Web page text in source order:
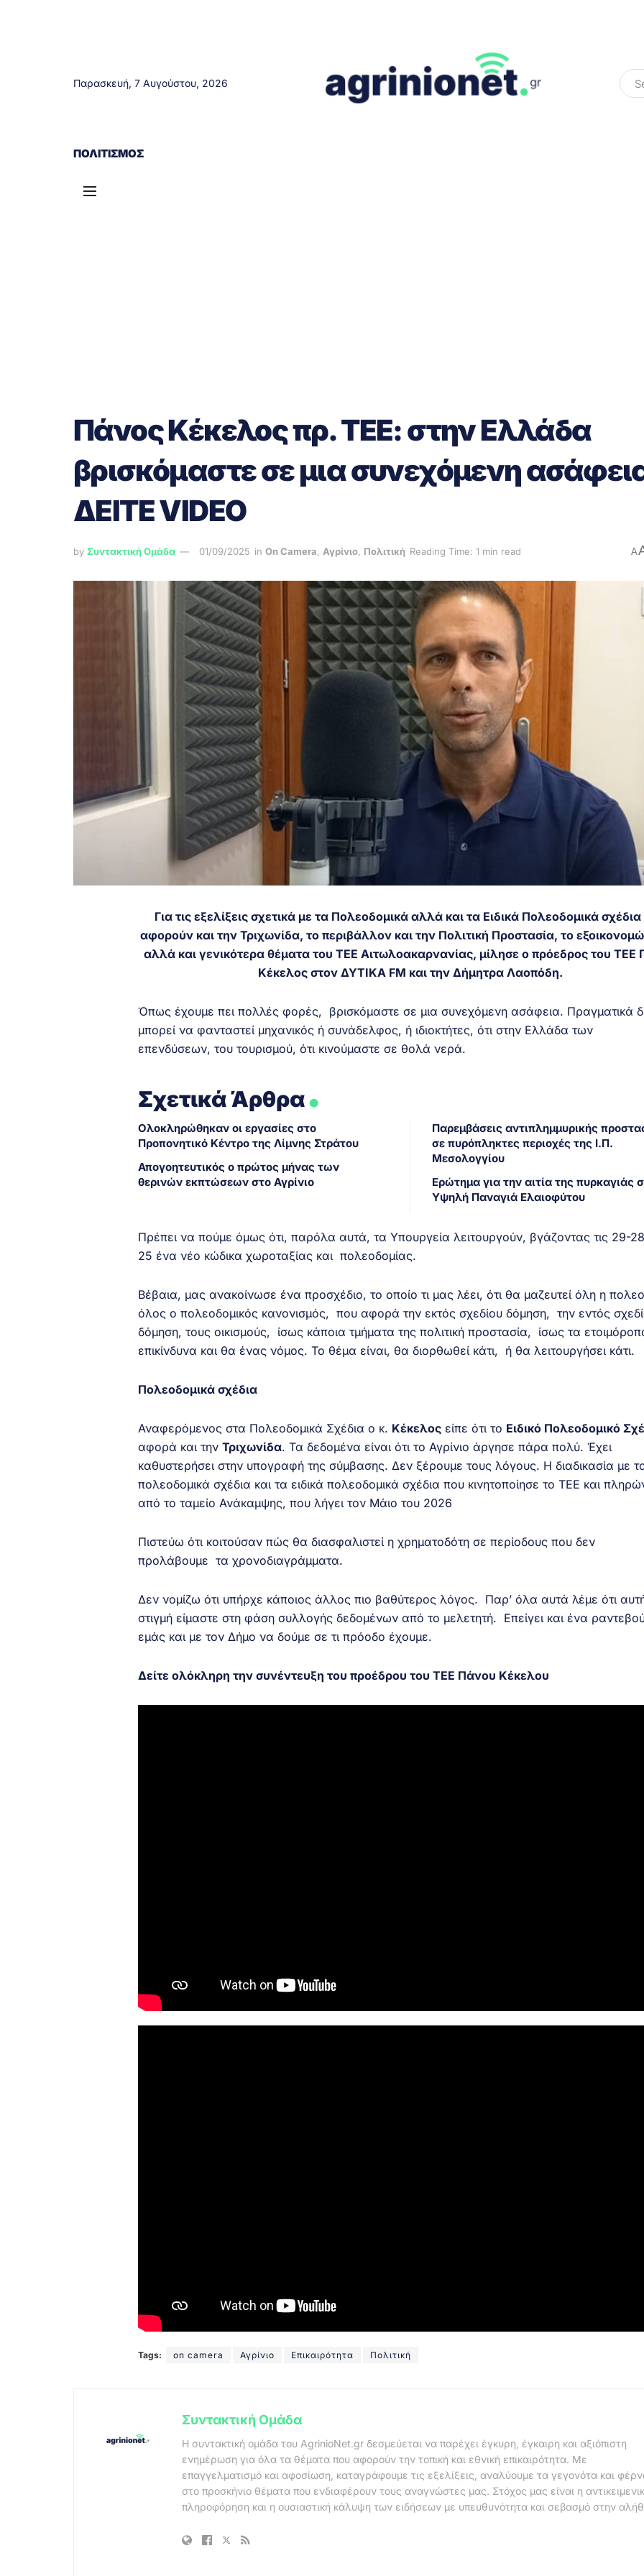
Παρασκευή, 7 Αυγούστου, 2026
ΠΟΛΙΤΙΣΜΌΣ
Πάνος Κέκελος πρ. ΤΕΕ: στην Ελλάδα
βρισκόμαστε σε μια συνεχόμενη
ΔΕΙΤΕ VIDEO
by Συντακτική Ομάδα 01/09/2025 in On Camera, Αγρίνιο, Πολιτική Reading Time: 1 min read A
Για τις εξελίξεις σχετικά με τα Πολεοδομικά αλλά και τα Ειδικά Πολεοδομικά
αφορούν και την Τριχωνίδα, το περιβάλλον και την Πολιτική Προστασία, το
αλλά και γενικότερα θέματα του ΤΕΕ Αιτωλοακαρνανίας, μίλησε ο πρόεδρος του ΤΕΕ
Κέκελος στον ΔΥΤΙΚΑ FM και την Δήμητρα Λαοπόδη.
Όπως έχουμε πει πολλές φορές, βρισκόμαστε σε μια συνεχόμενη ασάφεια. Πραγματικά
μπορεί να φανταστεί μηχανικός ή συνάδελφος, ή ιδιοκτήτες, ότι στην Ελλάδα των
επενδύσεων, του τουρισμού, ότι κινούμαστε σε θολά νερά.
Σχετικά Άρθρα.
Ολοκληρώθηκαν οι εργασίες στο
Προπονητικό Κέντρο της Λίμνης Στράτου
Απογοητευτικός ο πρώτος μήνας των
θερινών εκπτώσεων στο Αγρίνιο
Παρεμβάσεις αντιπλημμυρικής
σε πυρόπληκτες περιοχές της Ι.Π.
Μεσολογγίου
Ερώτημα για την αιτία της πυρκαγιάς
Υψηλή Παναγιά Ελαιοφύτου
Πρέπει να πούμε όμως ότι, παρόλα αυτά, τα Υπουργεία λειτουργούν, βγάζοντας τις 29-
25 ένα νέο κώδικα χωροταξίας και πολεοδομίας.
Βέβαια, μας ανακοίνωσε ένα προσχέδιο, το οποίο τι μας λέει, ότι θα μαζευτεί όλη η
όλος ο πολεοδομικός κανονισμός, που αφορά την εκτός σχεδίου δόμηση, την εντός
δόμηση, τους οικισμούς, ίσως κάποια τμήματα της πολιτική προστασία, ίσως τα
επικίνδυνα και θα ένας νόμος. Το θέμα είναι, θα διορθωθεί κάτι, ή θα λειτουργήσει κάτι.
Πολεοδομικά σχέδια
Αναφερόμενος στα Πολεοδομικά Σχέδια ο κ. Κέκελος είπε ότι το Ειδικό Πολεοδομικό
αφορά και την Τριχωνίδα. Τα δεδομένα είναι ότι το Αγρίνιο άργησε πάρα πολύ. Έχει
καθυστερήσει στην υπογραφή της σύμβασης. Δεν ξέρουμε τους λόγους. Η διαδικασία με
πολεοδομικά σχέδια και τα ειδικά πολεοδομικά σχέδια που κινητοποίησε το ΤΕΕ και
από το ταμείο Ανάκαμψης, που λήγει τον Μάιο του 2026
Πιστεύω ότι κοιτούσαν πώς θα διασφαλιστεί η χρηματοδότη σε περίοδους που δεν
προλάβουμε τα χρονοδιαγράμματα.
Δεν νομίζω ότι υπήρχε κάποιος άλλος πιο βαθύτερος λόγος. Παρ’ όλα αυτά λέμε ότι
στιγμή είμαστε στη φάση συλλογής δεδομένων από το μελετητή. Επείγει και ένα
εμάς και με τον Δήμο να δούμε σε τι πρόοδο έχουμε.
Δείτε ολόκληρη την συνέντευξη του προέδρου του ΤΕΕ Πάνου Κέκελου
Tags: on camera Αγρίνιο Επικαιρότητα Πολιτική
Συντακτική Ομάδα
Η συντακτική ομάδα του AgrinioNet.gr δεσμεύεται να παρέχει έγκυρη, έγκαιρη και αξιόπιστη
ενημέρωση για όλα τα θέματα που αφορούν την τοπική και εθνική επικαιρότητα. Με
επαγγελματισμό και αφοσίωση, καταγράφουμε τις εξελίξεις, αναλύουμε τα γεγονότα και
στο προσκήνιο θέματα που ενδιαφέρουν τους αναγνώστες μας. Στόχος μας είναι η
πληροφόρηση και η ουσιαστική κάλυψη των ειδήσεων με υπευθυνότητα και σεβασμό στην